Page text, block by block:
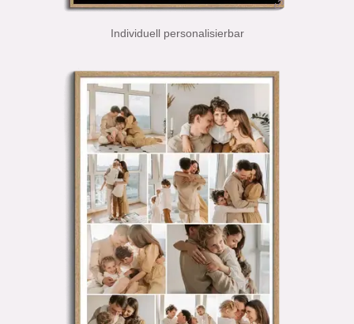
Individuell personalisierbar